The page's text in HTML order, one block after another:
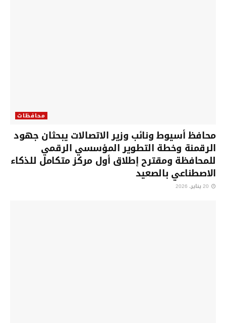
محافظات
محافظ أسيوط ونائب وزير الاتصالات يبحثان جهود
الرقمنة وخطة التطوير المؤسسي الرقمي
للمحافظة ومقترح إطلاق أول مركز متكامل للذكاء
الاصطناعي بالصعيد